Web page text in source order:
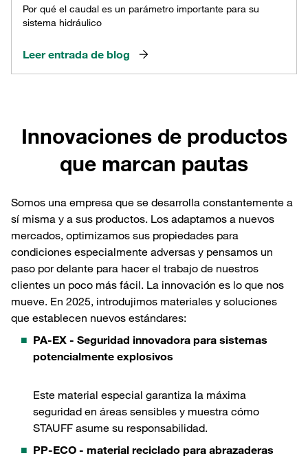
Por qué el caudal es un parámetro importante para su
sistema hidráulico
Leer entrada de blog
Innovaciones de productos
que marcan pautas
Somos una empresa que se desarrolla constantemente a
sí misma y a sus productos. Los adaptamos a nuevos
mercados, optimizamos sus propiedades para
condiciones especialmente adversas y pensamos un
paso por delante para hacer el trabajo de nuestros
clientes un poco más fácil. La innovación es lo que nos
mueve. En 2025, introdujimos materiales y soluciones
que establecen nuevos estándares:
PA-EX - Seguridad innovadora para sistemas
potencialmente explosivos
Este material especial garantiza la máxima
seguridad en áreas sensibles y muestra cómo
STAUFF asume su responsabilidad.
PP-ECO - material reciclado para abrazaderas